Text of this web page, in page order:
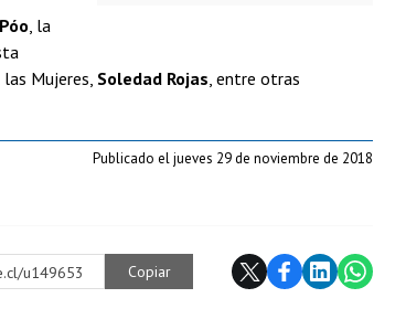
, la
Mujeres, Soledad Rojas, entre otras
Publicado el jueves 29 de noviembre de 2018
u149653 Copiar